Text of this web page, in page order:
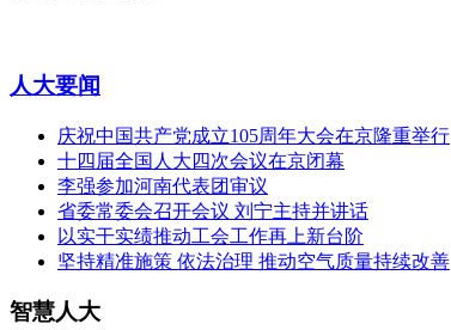
人大要闻
庆祝中国共产党成立105周年大会在京隆重举行
十四届全国人大四次会议在京闭幕
李强参加河南代表团审议
省委常委会召开会议 刘宁主持并讲话
以实干实绩推动工会工作再上新台阶
坚持精准施策 依法治理 推动空气质量持续改善
智慧人大